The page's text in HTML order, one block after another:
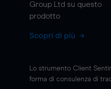
Group Ltd su questo
prodotto
Scopri di più
Lo strumento Client
forma di consulenza di